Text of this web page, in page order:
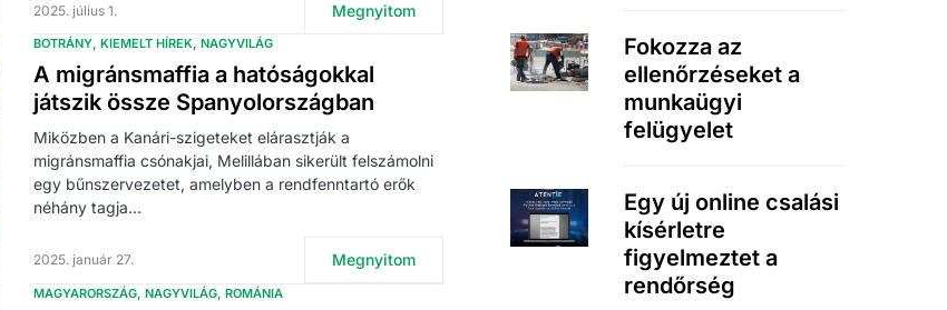
2025. július 1. Megnyitom
BOTRÁNY KIEMELT HÍREK NAGYVILÁG
A migránsmaffia a hatóságokkal
játszik össze Spanyolországban
Miközben a Kanári-szigeteket elárasztják a
migránsmaffia csónakjai, Melillában sikerült felszámolni
egy bűnszervezetet, amelyben a rendfenntartó erők
néhány tagja…
2025. január 27. Megnyitom
MAGYARORSZÁG NAGYVILÁG ROMÁNIA
Fokozza az
ellenőrzéseket a
munkaügyi
felügyelet
Egy új online csalási
kísérletre
figyelmeztet a
rendőrség